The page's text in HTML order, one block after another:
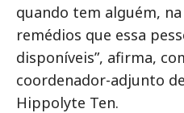
quando tem alguém,
remédios que essa
disponíveis”, afirma,
coordenador-adjunto
Hippolyte Ten.